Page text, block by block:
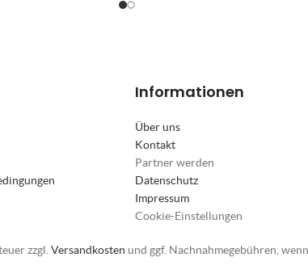
Informationen
Über uns
Kontakt
Partner werden
Datenschutz
Impressum
Cookie-Einstellungen
zzgl. Versandkosten und ggf. Nachnahmegebühren,